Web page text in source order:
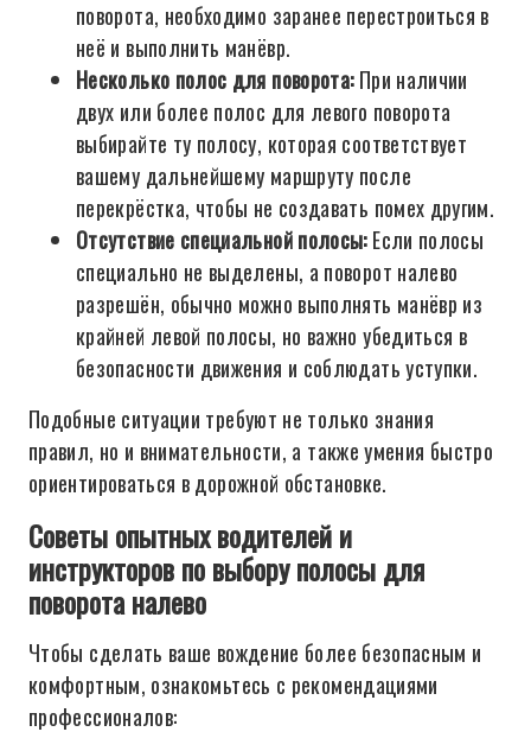
поворота, необходимо заранее перестроиться в
неё и выполнить манёвр.
Несколько полос для поворота:При наличии
двух или более полос для левого поворота
выбирайте ту полосу, которая соответствует
вашему дальнейшему маршруту после
перекрёстка, чтобы не создавать помех другим.
Отсутствие специальной полосы:Если полосы
специально не выделены, а поворот налево
разрешён, обычно можно выполнять манёвр из
крайней левой полосы, но важно убедиться в
безопасности движения и соблюдать уступки.
Подобные ситуации требуют не только знания
правил, но и внимательности, а также умения быстро
ориентироваться в дорожной обстановке.
Советы опытных водителей и
инструкторов по выбору полосы для
поворота налево
Чтобы сделать ваше вождение более безопасным и
комфортным, ознакомьтесь с рекомендациями
профессионалов: